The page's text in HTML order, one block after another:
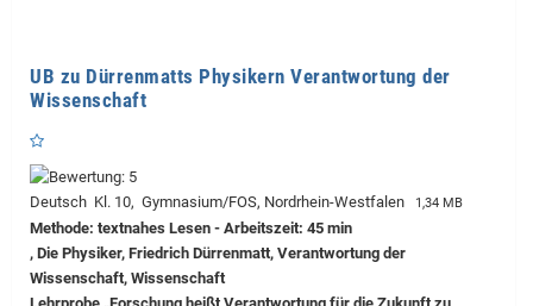
UB zu Dürrenmatts Physikern Verantwortung der
Wissenschaft
Deutsch Kl. 10, Gymnasium/FOS, Nordrhein-Westfalen 1,34 MB
Methode: textnahes Lesen - Arbeitszeit: 45 min
, Die Physiker, Friedrich Dürrenmatt, Verantwortung der
Wissenschaft, Wissenschaft
Lehrprobe „Forschung heißt Verantwortung für die Zukunft zu